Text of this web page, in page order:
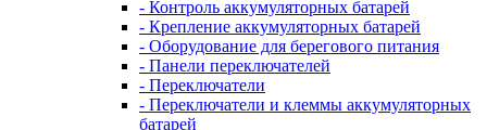
- Контроль аккумуляторных батарей
- Крепление аккумуляторных батарей
- Оборудование для берегового питания
- Панели переключателей
- Переключатели
- Переключатели и клеммы аккумуляторных
батарей